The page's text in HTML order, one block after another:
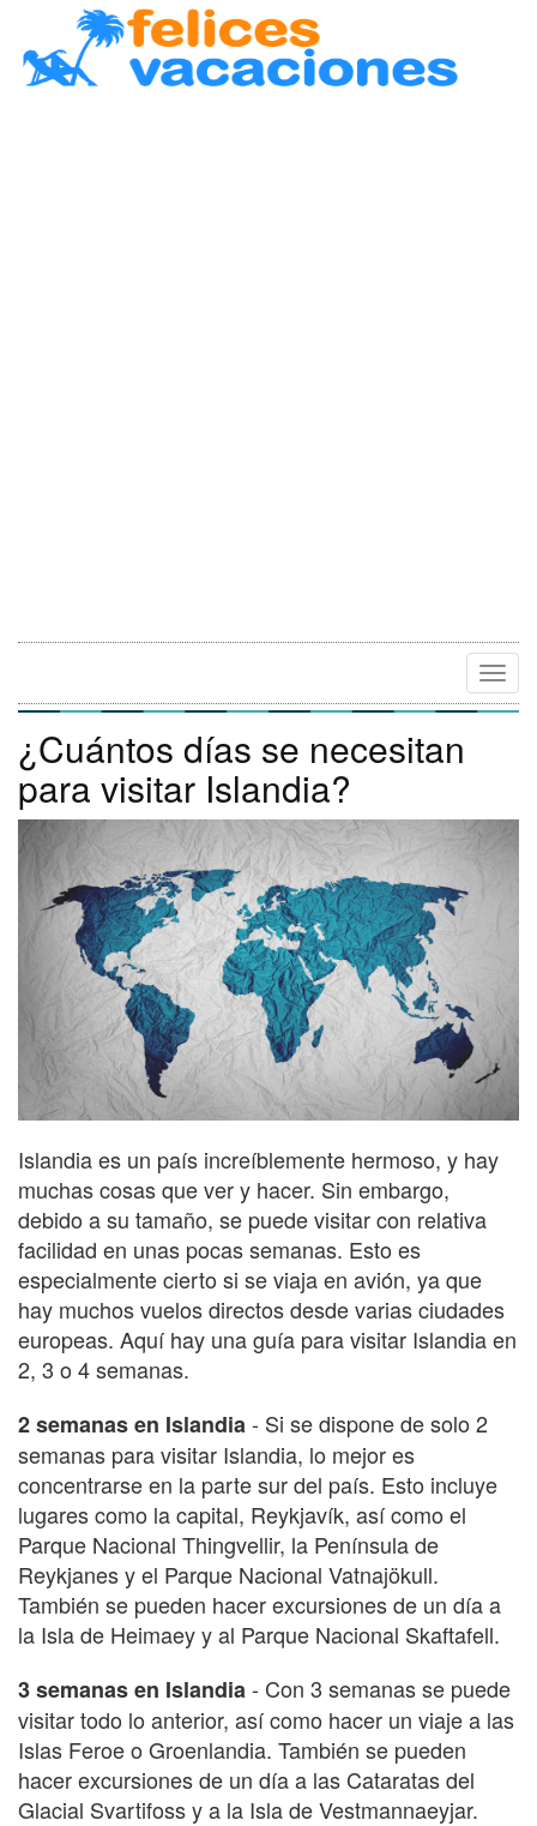
¿Cuántos días se necesitan
para visitar Islandia?
Islandia es un país increíblemente hermoso, y hay
muchas cosas que ver y hacer. Sin embargo,
debido a su tamaño, se puede visitar con relativa
facilidad en unas pocas semanas. Esto es
especialmente cierto si se viaja en avión, ya que
hay muchos vuelos directos desde varias ciudades
europeas. Aquí hay una guía para visitar Islandia en
2, 3 o 4 semanas.
2 semanas en Islandia- Si se dispone de solo 2
semanas para visitar Islandia, lo mejor es
concentrarse en la parte sur del país. Esto incluye
lugares como la capital, Reykjavík, así como el
Parque Nacional Thingvellir, la Península de
Reykjanes y el Parque Nacional Vatnajökull.
También se pueden hacer excursiones de un día a
la Isla de Heimaey y al Parque Nacional Skaftafell.
3 semanas en Islandia- Con 3 semanas se puede
visitar todo lo anterior, así como hacer un viaje a las
Islas Feroe o Groenlandia. También se pueden
hacer excursiones de un día a las Cataratas del
Glacial Svartifoss y a la Isla de Vestmannaeyjar.